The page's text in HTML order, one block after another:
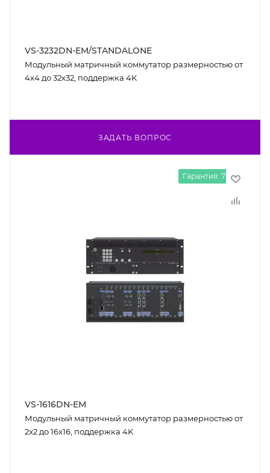
VS-3232DN-EM/STANDALONE
Модульный матричный коммутатор размерностью от
4x4 до 32x32, поддержка 4K
ЗАДАТЬ ВОПРОС
Гарантия: 7 лет
VS-1616DN-EM
Модульный матричный коммутатор размерностью от
2x2 до 16x16, поддержка 4K